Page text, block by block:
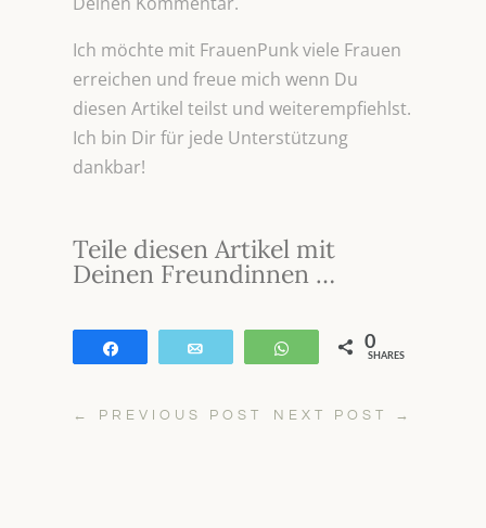
Ich möchte mit FrauenPunk viele Frauen
erreichen und freue mich wenn Du
diesen Artikel teilst und weiterempfiehlst.
Ich bin Dir für jede Unterstützung
dankbar!
Teile diesen Artikel mit
Deinen Freundinnen …
WhatsApp
0
SHARES
← PREVIOUS POST NEXT POST →